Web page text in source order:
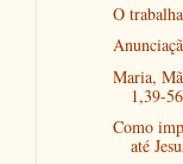
O
Maria,
1,39-
Como
até